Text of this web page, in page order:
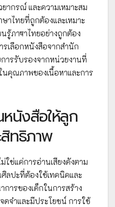
ากรณ์ และความเหมาะสม
าไทยที่ถูกต้องและเหมาะ
รู้ภาषาไทยอย่างถูกต้อง
เลือกหนังสือจากสำนัก
ารรับรองจากหน่วยงานที่
นคุณภาพของเนื้อหาและการ
หนังสือให้ลูก
ทธิภาพ
ใช่แค่การอ่านเสียงดังตาม
ลปะที่ต้องใช้เทคนิคและ
ารของเด็กในการสร้าง
จำและมีประโยชน์ การใช้